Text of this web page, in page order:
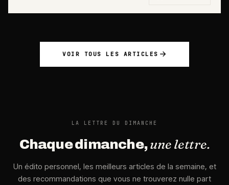
VOIR TOUS LES ARTICLES
LA LETTRE DU DIMANCHE
Chaque dimanche,une lettre.
Un édito personnel, les meilleurs articles de la semaine, et
des recommandations que vous ne trouverez nulle part